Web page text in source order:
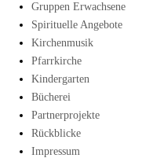
Gruppen Erwachsene
Spirituelle Angebote
Kirchenmusik
Pfarrkirche
Kindergarten
Bücherei
Partnerprojekte
Rückblicke
Impressum